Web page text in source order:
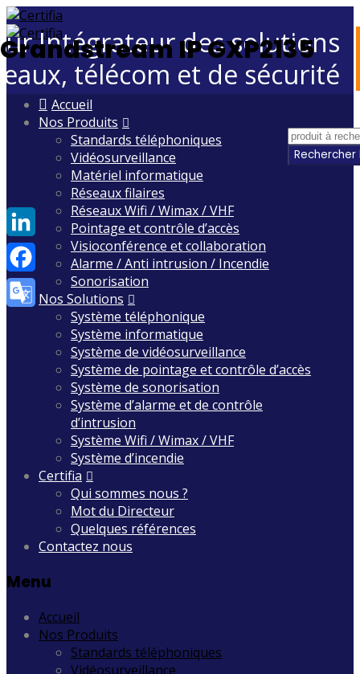
Intégrateur des solutions
télécom et de sécurité
Skip
Accueil
Nos Produits
Standards téléphoniques
Vidéosurveillance
Matériel informatique
Réseaux filaires
Réseaux Wifi / Wimax / VHF
Pointage et contrôle d’accès
Visioconférence et collaboration
Alarme / Anti intrusion / Incendie
Sonorisation
Nos Solutions
Système téléphonique
Système informatique
Système de vidéosurveillance
Système de pointage et contrôle d’accès
Système de sonorisation
Système d’alarme et de contrôle
d’intrusion
Système Wifi / Wimax / VHF
Système d’incendie
Certifia
Qui sommes nous ?
Mot du Directeur
Quelques références
Contactez nous
Menu
Accueil
Nos Produits
Standards téléphoniques
Vidéosurveillance
Grandstream IP GXP2135
LinkedIn
Facebook
Translate